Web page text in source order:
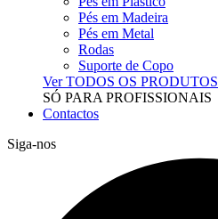
Pés em Madeira
Pés em Metal
Rodas
Suporte de Copo
Ver TODOS OS PRODUTOS
SÓ PARA PROFISSIONAIS
Contactos
Siga-nos